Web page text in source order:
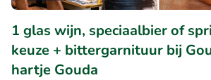
1 glas wijn, speciaalbier of
keuze + bittergarnituur bij
hartje Gouda